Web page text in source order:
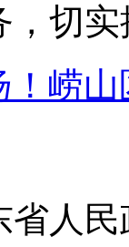
，切
崂
民